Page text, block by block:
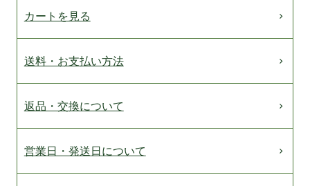
カートを見る
送料・お支払い方法
返品・交換について
営業日・発送日について